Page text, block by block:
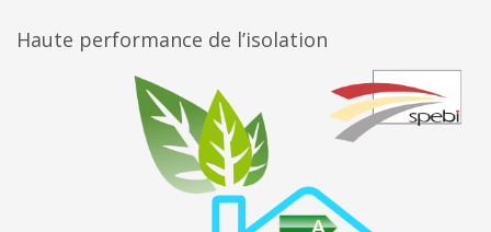
Haute performance de l’isolation